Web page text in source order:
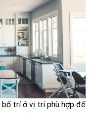
trí ở vị trí phù hợp để